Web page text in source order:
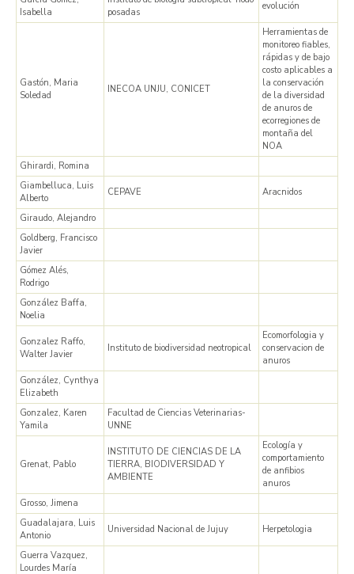
Isabella
posadas
evolución
Gastón, Maria
Soledad
INECOA UNJU, CONICET
Herramientas de
monitoreo fiables,
rápidas y de bajo
costo aplicables a
la conservación
de la diversidad
de anuros de
ecorregiones de
montaña del
NOA
Ghirardi, Romina
Giambelluca, Luis
Alberto
CEPAVE Aracnidos
Giraudo, Alejandro
Goldberg, Francisco
Javier
Gómez Alés,
Rodrigo
González Baffa,
Noelia
Gonzalez Raffo,
Walter Javier
Instituto de biodiversidad neotropical
Ecomorfologia y
conservacion de
anuros
González, Cynthya
Elizabeth
Gonzalez, Karen
Yamila
Facultad de Ciencias Veterinarias-
UNNE
Grenat, Pablo
INSTITUTO DE CIENCIAS DE LA
TIERRA, BIODIVERSIDAD Y
AMBIENTE
Ecología y
comportamiento
de anfibios
anuros
Grosso, Jimena
Guadalajara, Luis
Antonio
Universidad Nacional de Jujuy Herpetologia
Guerra Vazquez,
Lourdes María